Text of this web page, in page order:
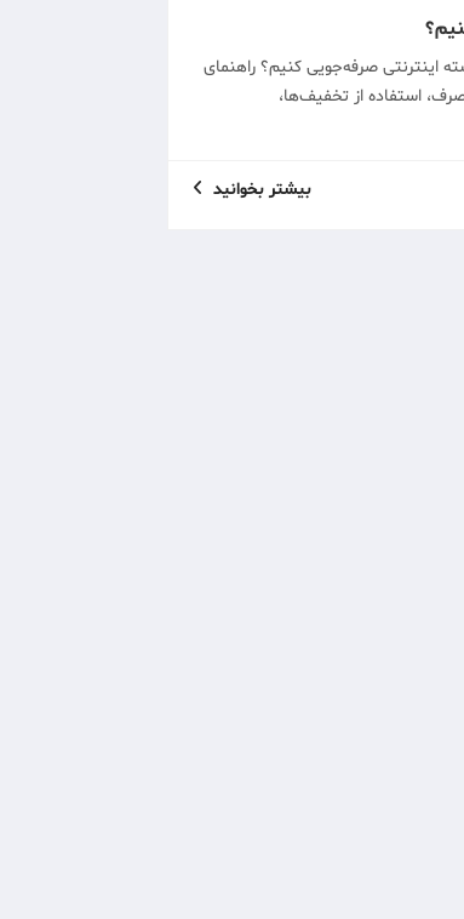
اینترنتی صرفه‌جویی کنیم؟ راهنمای
استفاده از تخفیف‌ها،
بیشتر بخوانید